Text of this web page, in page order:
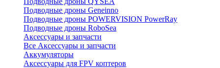
Подводные дроны Geneinno
Подводные дроны POWERVISION PowerRay
Подводные дроны RoboSea
Аксессуары и запчасти
Все Аксессуары и запчасти
Аккумуляторы
Аксессуары для FPV коптеров